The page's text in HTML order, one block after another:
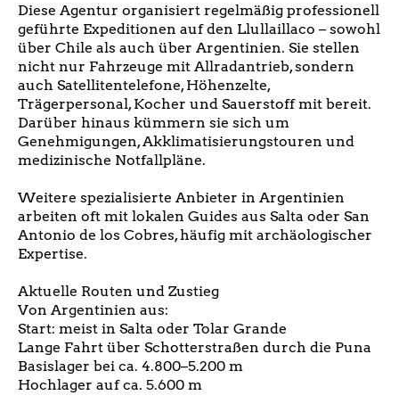
Diese Agentur organisiert regelmäßig professionell
geführte Expeditionen auf den Llullaillaco – sowohl
über Chile als auch über Argentinien. Sie stellen
nicht nur Fahrzeuge mit Allradantrieb, sondern
auch Satellitentelefone, Höhenzelte,
Trägerpersonal, Kocher und Sauerstoff mit bereit.
Darüber hinaus kümmern sie sich um
Genehmigungen, Akklimatisierungstouren und
medizinische Notfallpläne.
Weitere spezialisierte Anbieter in Argentinien
arbeiten oft mit lokalen Guides aus Salta oder San
Antonio de los Cobres, häufig mit archäologischer
Expertise.
Aktuelle Routen und Zustieg
Von Argentinien aus:
Start: meist in Salta oder Tolar Grande
Lange Fahrt über Schotterstraßen durch die Puna
Basislager bei ca. 4.800–5.200 m
Hochlager auf ca. 5.600 m